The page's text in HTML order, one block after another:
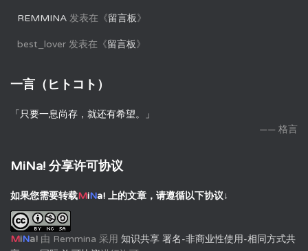
REMMINA 发表在《留言板》
best_lover 发表在《留言板》
一言（ヒトコト）
「只要一息尚存，就还有希望。」
—— 格言
MiNa! 分享许可协议
如果您需要转载MiNa! 上的文章，请遵循以下协议↓
MiNa! 由 Remmina 采用 知识共享 署名-非商业性使用-相同方式共